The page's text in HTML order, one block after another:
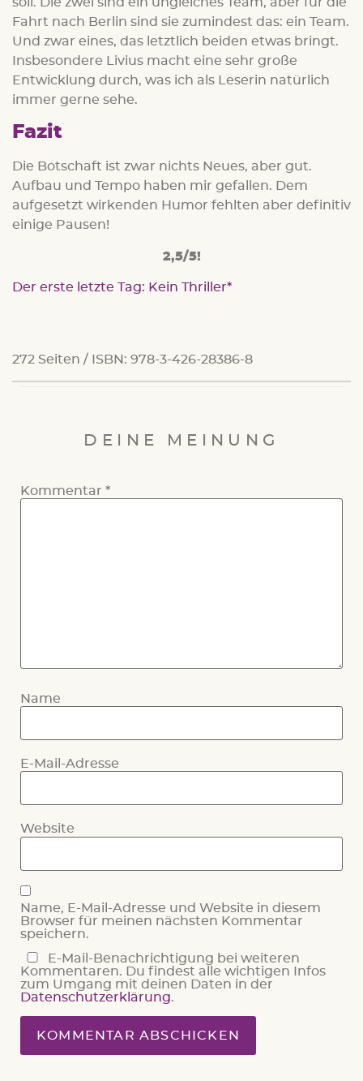
Fahrt nach Berlin sind sie zumindest das: ein Team.
Und zwar eines, das letztlich beiden etwas bringt.
Insbesondere Livius macht eine sehr große
Entwicklung durch, was ich als Leserin natürlich
immer gerne sehe.
Fazit
Die Botschaft ist zwar nichts Neues, aber gut.
Aufbau und Tempo haben mir gefallen. Dem
aufgesetzt wirkenden Humor fehlten aber definitiv
einige Pausen!
2,5/5!
Der erste letzte Tag: Kein Thriller
272 Seiten / ISBN: 978-3-426-28386-8
DEINE MEINUNG
Kommentar *
Name
E-Mail-Adresse
Website
Name, E-Mail-Adresse und Website in diesem
Browser für meinen nächsten Kommentar
speichern.
E-Mail-Benachrichtigung bei weiteren
Kommentaren. Du findest alle wichtigen Infos
zum Umgang mit deinen Daten in der
Datenschutzerklärung.